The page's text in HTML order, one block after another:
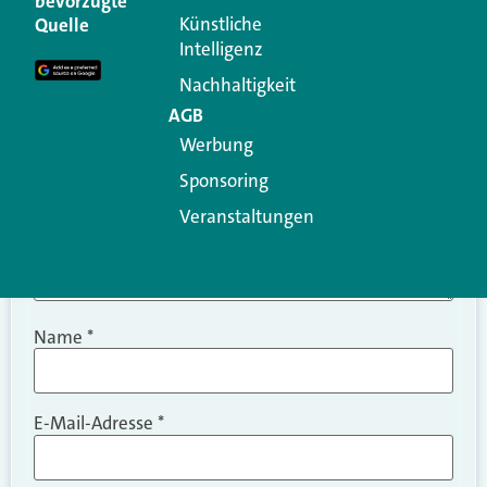
Erforderliche Felder sind mit
Kommentar
Name *
E-Mail-Adresse *
Quelle
Künstliche
Intelligenz
Nachhaltigkeit
AGB
Werbung
Sponsoring
Veranstaltungen